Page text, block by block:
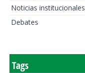
Noticias institucionales
Debates
Tags